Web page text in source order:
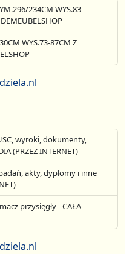
234CM WYS.83-
WYS.73-87CM Z
wyroki, dokumenty,
(PRZEZ INTERNET)
akty, dyplomy i inne
przysięgły - CAŁA